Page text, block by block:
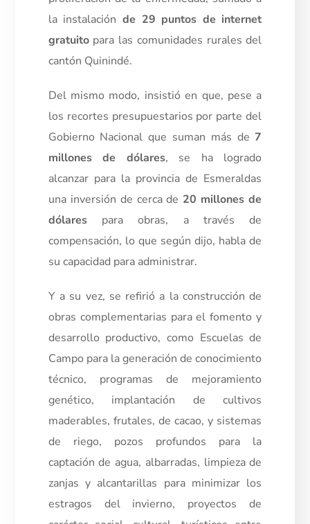
la instalación de 29 puntos de internet
gratuitopara las comunidades rurales del
cantón Quinindé.
Del mismo modo, insistió en que, pese a
los recortes presupuestarios por parte del
Gobierno Nacional que suman más de 7
millones de dólares, se ha logrado
alcanzar para la provincia de Esmeraldas
una inversión de cerca de 20 millones de
dólarespara obras, a través de
compensación, lo que según dijo, habla de
su capacidad para administrar.
Y a su vez, se refirió a la construcción de
obras complementarias para el fomento y
desarrollo productivo, como Escuelas de
Campo para la generación de conocimiento
técnico, programas de mejoramiento
genético, implantación de cultivos
maderables, frutales, de cacao, y sistemas
de riego, pozos profundos para la
captación de agua, albarradas, limpieza de
zanjas y alcantarillas para minimizar los
estragos del invierno, proyectos de